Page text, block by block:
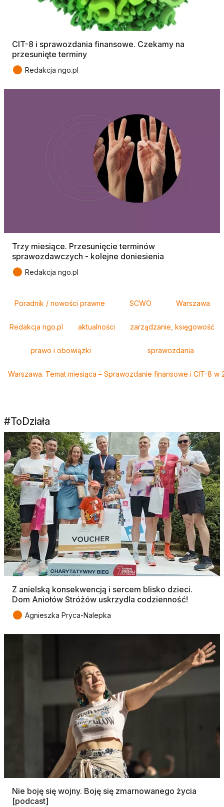
CIT-8 i sprawozdania finansowe. Czekamy na
przesunięte terminy
● Redakcja ngo.pl
Trzy miesiące. Przesunięcie terminów
sprawozdawczych - kolejne doniesienia
● Redakcja ngo.pl
Poradnik / nowości prawne SCWO Warszawa
Redakcja ngo.pl aktualności zarządzanie, księgowość
prawo i obowiązki sprawozdania
Warszawa. Temat miesiąca – Sprawozdanie finansowe i CIT-8 w
#ToDziała
Z anielską konsekwencją i sercem blisko dzieci.
Dom Aniołów Stróżów uskrzydla codzienność!
● Agnieszka Pryca-Nalepka
Nie boję się wojny. Boję się zmarnowanego życia
[podcast]